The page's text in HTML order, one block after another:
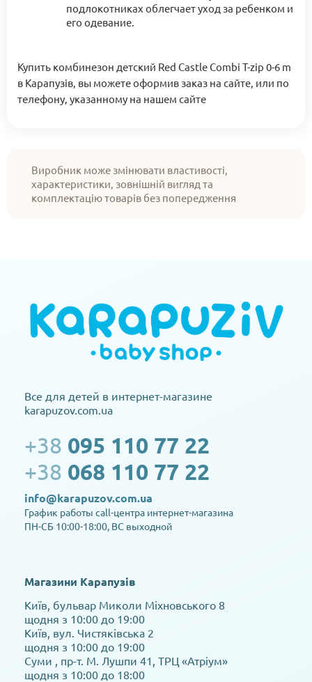
подлокотниках облегчает уход за ребенком и
его одевание.
Купить комбинезон детский Red Castle Combi T-zip 0-6 m
в Карапузів, вы можете оформив заказ на сайте, или по
телефону, указанному на нашем сайте
Виробник може змінювати властивості,
характеристики, зовнішній вигляд та
комплектацію товарів без попередження
Все для детей в интернет-магазине
karapuzov.com.ua
+38 095 110 77 22
+38 068 110 77 22
info@karapuzov.com.ua
График работы call-центра интернет-магазина
ПН-СБ 10:00-18:00, ВС выходной
Магазини Карапузів
Київ, бульвар Миколи Міхновського 8
щодня з 10:00 до 19:00
Київ, вул. Чистяківська 2
щодня з 10:00 до 19:00
Суми , пр-т. М. Лушпи 41, ТРЦ «Атріум»
щодня з 10:00 до 18:00